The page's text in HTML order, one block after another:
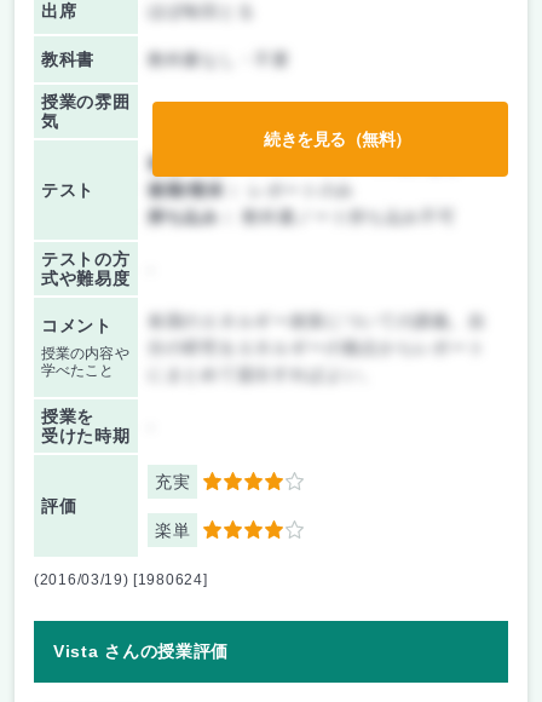
出席 ほぼ毎回とる
教科書 教科書なし・不要
授業の雰囲
気
テスト
前期/中間：
後期/期末：
持ち込み：
教科書ノート持ち込み不可
テストの方
式や難易度
コメント
授業の内容や
学べたこと
各国のエネルギー政策についての講義。自
分の研究をエネルギーの観点からレポート
授業を
受けた時期
評価
充実 4
楽単 4
続きを見る（無料）
(2016/03/19) [1980624]
Vista さんの授業評価